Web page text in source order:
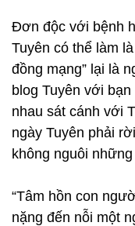
Đơn độc với bệnh
Tuyên có thể làm
đồng mạng” lại là
blog Tuyên với
nhau sát cánh với
ngày Tuyên phải
không nguôi
“Tâm hồn con
nặng đến nỗi một